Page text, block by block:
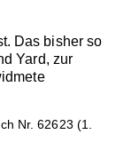
Das bisher so
Yard, zur
Nr. 62623 (1.